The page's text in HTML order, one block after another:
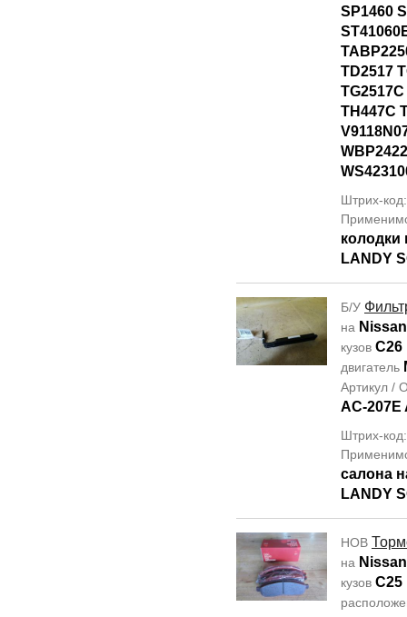
SP1460
TD2517
TH447C
Штрих-
колодки
LANDY
Б/У
на
кузов C26
двигатель
Артикул /
AC-207E
Штрих-
салона
LANDY
НОВ
на
кузов C25